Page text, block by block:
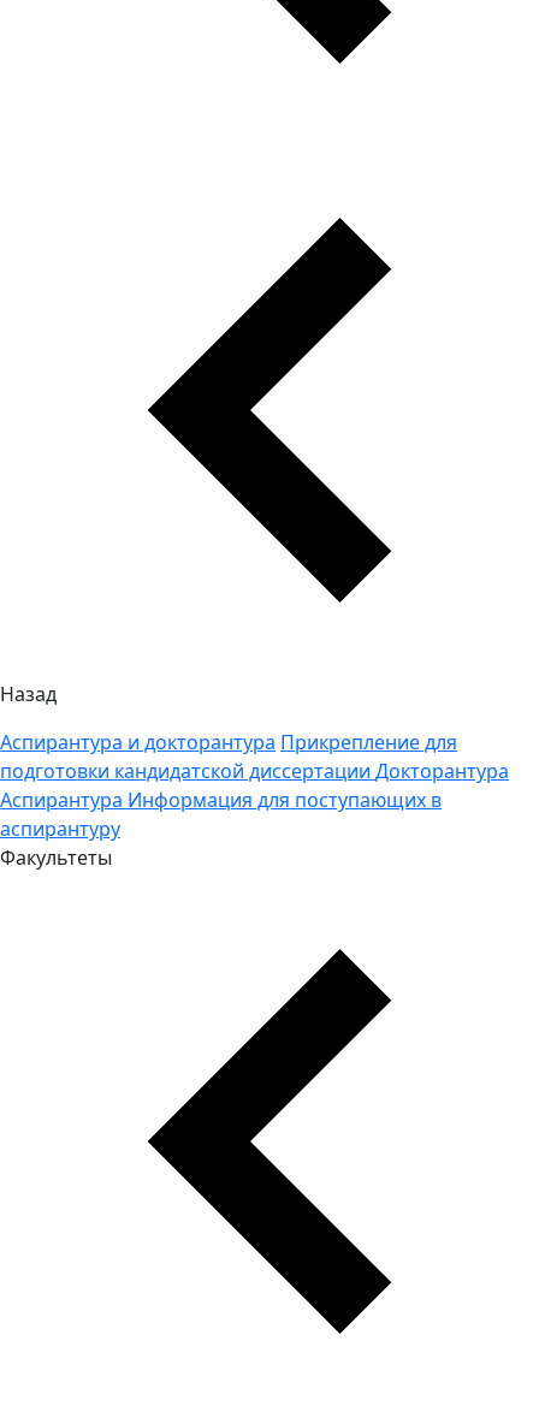
Назад
Аспирантура и докторантура Прикрепление для
подготовки кандидатской диссертации Докторантура
Аспирантура Информация для поступающих в
аспирантуру
Факультеты